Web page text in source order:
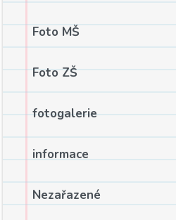
Foto MŠ
Foto ZŠ
fotogalerie
informace
Nezařazené